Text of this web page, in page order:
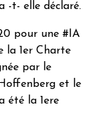
-t- elle déclaré.
pour une #IA
la 1er Charte
par le
et le
été la 1ere